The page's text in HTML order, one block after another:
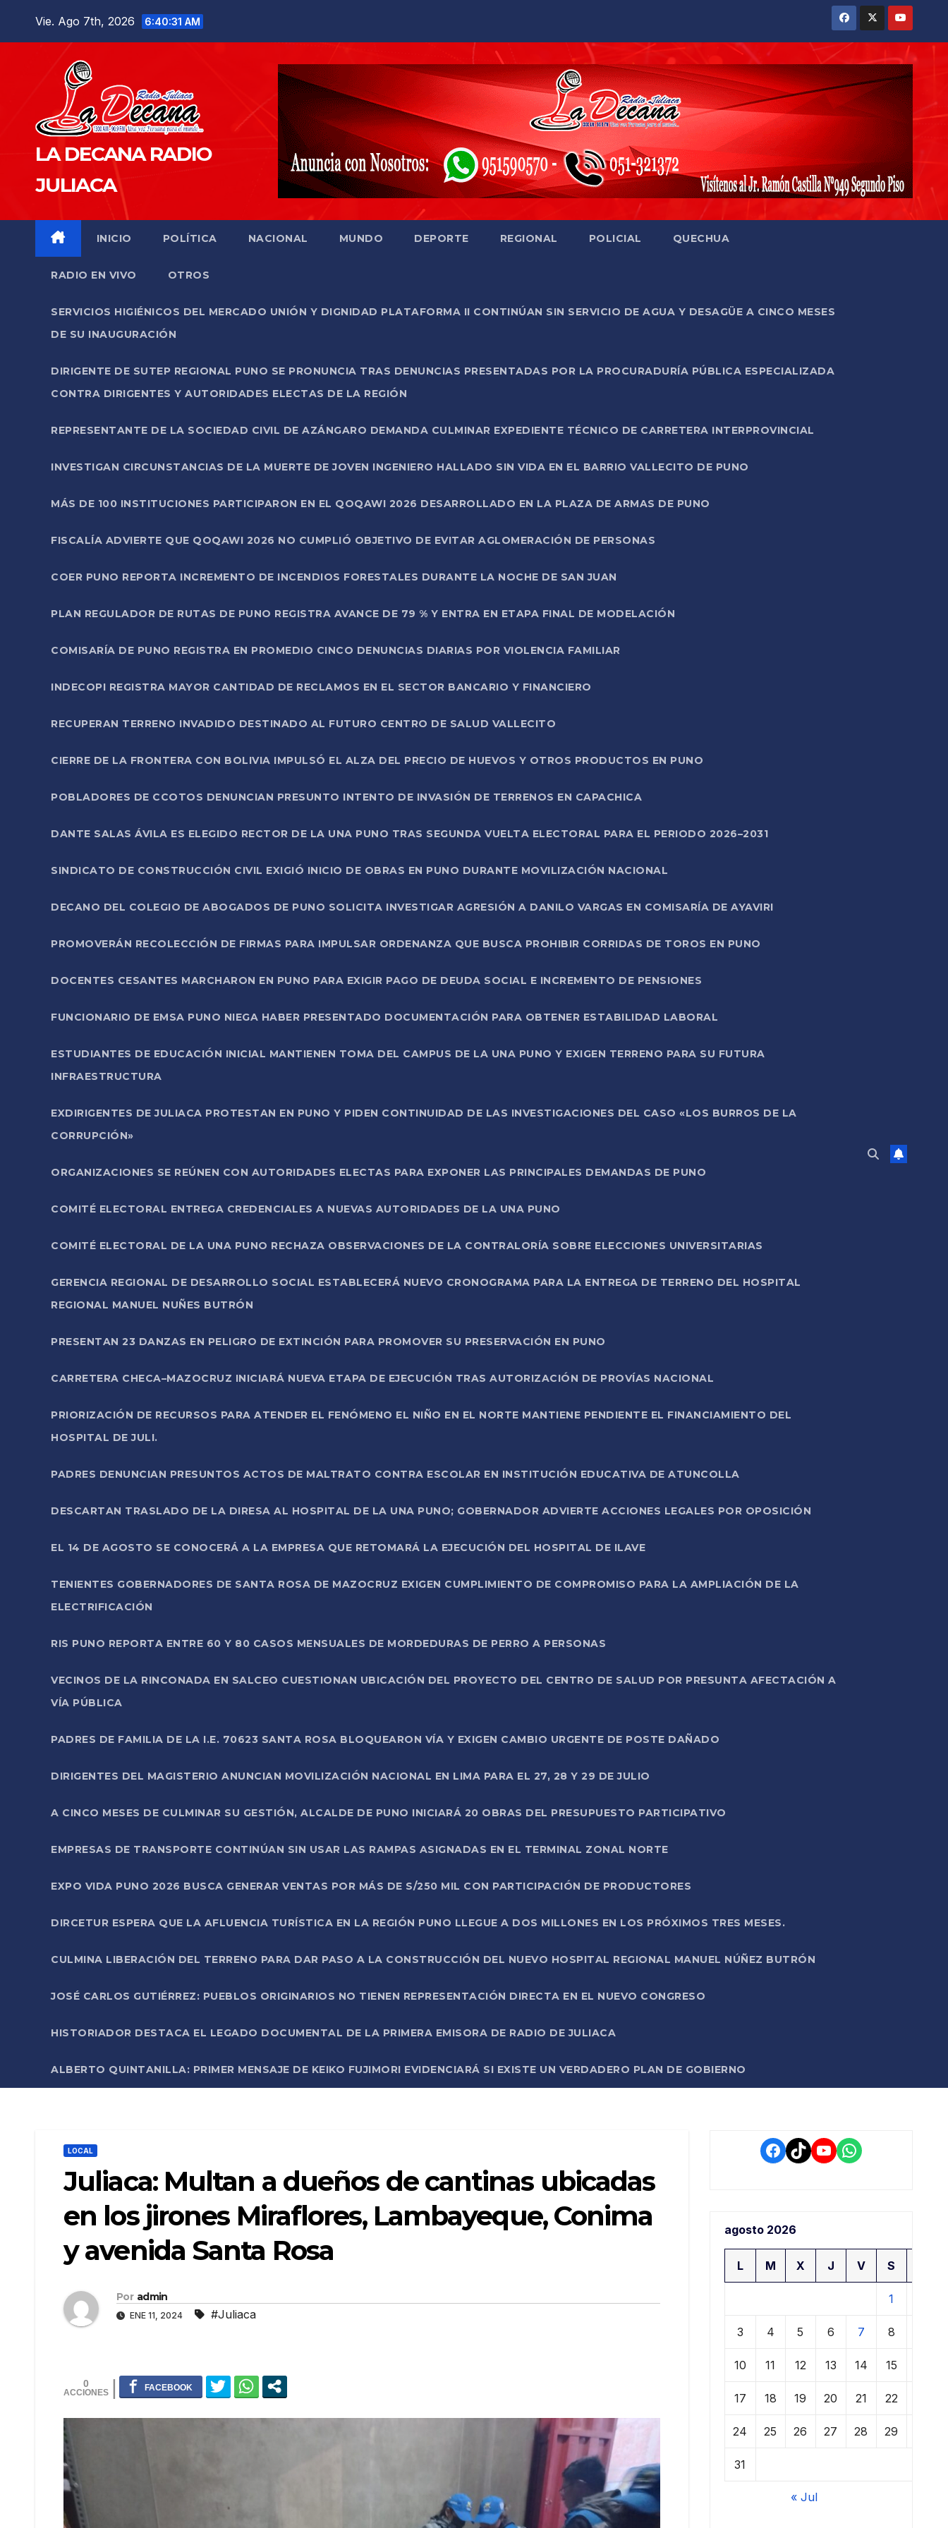
Vie. Ago 7th, 2026 6:40:33 AM
LA DECANA RADIO
JULIACA
INICIO POLÍTICA NACIONAL MUNDO DEPORTE REGIONAL POLICIAL QUECHUA
RADIO EN VIVO OTROS
SERVICIOS HIGIÉNICOS DEL MERCADO UNIÓN Y DIGNIDAD PLATAFORMA II CONTINÚAN SIN SERVICIO DE AGUA Y DESAGÜE A CINCO MESES
DE SU INAUGURACIÓN
DIRIGENTE DE SUTEP REGIONAL PUNO SE PRONUNCIA TRAS DENUNCIAS PRESENTADAS POR LA PROCURADURÍA PÚBLICA ESPECIALIZADA
CONTRA DIRIGENTES Y AUTORIDADES ELECTAS DE LA REGIÓN
REPRESENTANTE DE LA SOCIEDAD CIVIL DE AZÁNGARO DEMANDA CULMINAR EXPEDIENTE TÉCNICO DE CARRETERA INTERPROVINCIAL
INVESTIGAN CIRCUNSTANCIAS DE LA MUERTE DE JOVEN INGENIERO HALLADO SIN VIDA EN EL BARRIO VALLECITO DE PUNO
MÁS DE 100 INSTITUCIONES PARTICIPARON EN EL QOQAWI 2026 DESARROLLADO EN LA PLAZA DE ARMAS DE PUNO
FISCALÍA ADVIERTE QUE QOQAWI 2026 NO CUMPLIÓ OBJETIVO DE EVITAR AGLOMERACIÓN DE PERSONAS
COER PUNO REPORTA INCREMENTO DE INCENDIOS FORESTALES DURANTE LA NOCHE DE SAN JUAN
PLAN REGULADOR DE RUTAS DE PUNO REGISTRA AVANCE DE 79 % Y ENTRA EN ETAPA FINAL DE MODELACIÓN
COMISARÍA DE PUNO REGISTRA EN PROMEDIO CINCO DENUNCIAS DIARIAS POR VIOLENCIA FAMILIAR
INDECOPI REGISTRA MAYOR CANTIDAD DE RECLAMOS EN EL SECTOR BANCARIO Y FINANCIERO
RECUPERAN TERRENO INVADIDO DESTINADO AL FUTURO CENTRO DE SALUD VALLECITO
CIERRE DE LA FRONTERA CON BOLIVIA IMPULSÓ EL ALZA DEL PRECIO DE HUEVOS Y OTROS PRODUCTOS EN PUNO
POBLADORES DE CCOTOS DENUNCIAN PRESUNTO INTENTO DE INVASIÓN DE TERRENOS EN CAPACHICA
DANTE SALAS ÁVILA ES ELEGIDO RECTOR DE LA UNA PUNO TRAS SEGUNDA VUELTA ELECTORAL PARA EL PERIODO 2026–2031
SINDICATO DE CONSTRUCCIÓN CIVIL EXIGIÓ INICIO DE OBRAS EN PUNO DURANTE MOVILIZACIÓN NACIONAL
DECANO DEL COLEGIO DE ABOGADOS DE PUNO SOLICITA INVESTIGAR AGRESIÓN A DANILO VARGAS EN COMISARÍA DE AYAVIRI
PROMOVERÁN RECOLECCIÓN DE FIRMAS PARA IMPULSAR ORDENANZA QUE BUSCA PROHIBIR CORRIDAS DE TOROS EN PUNO
DOCENTES CESANTES MARCHARON EN PUNO PARA EXIGIR PAGO DE DEUDA SOCIAL E INCREMENTO DE PENSIONES
FUNCIONARIO DE EMSA PUNO NIEGA HABER PRESENTADO DOCUMENTACIÓN PARA OBTENER ESTABILIDAD LABORAL
ESTUDIANTES DE EDUCACIÓN INICIAL MANTIENEN TOMA DEL CAMPUS DE LA UNA PUNO Y EXIGEN TERRENO PARA SU FUTURA
INFRAESTRUCTURA
EXDIRIGENTES DE JULIACA PROTESTAN EN PUNO Y PIDEN CONTINUIDAD DE LAS INVESTIGACIONES DEL CASO «LOS BURROS DE LA
CORRUPCIÓN»
ORGANIZACIONES SE REÚNEN CON AUTORIDADES ELECTAS PARA EXPONER LAS PRINCIPALES DEMANDAS DE PUNO
COMITÉ ELECTORAL ENTREGA CREDENCIALES A NUEVAS AUTORIDADES DE LA UNA PUNO
COMITÉ ELECTORAL DE LA UNA PUNO RECHAZA OBSERVACIONES DE LA CONTRALORÍA SOBRE ELECCIONES UNIVERSITARIAS
GERENCIA REGIONAL DE DESARROLLO SOCIAL ESTABLECERÁ NUEVO CRONOGRAMA PARA LA ENTREGA DE TERRENO DEL HOSPITAL
REGIONAL MANUEL NUÑES BUTRÓN
PRESENTAN 23 DANZAS EN PELIGRO DE EXTINCIÓN PARA PROMOVER SU PRESERVACIÓN EN PUNO
CARRETERA CHECA–MAZOCRUZ INICIARÁ NUEVA ETAPA DE EJECUCIÓN TRAS AUTORIZACIÓN DE PROVÍAS NACIONAL
PRIORIZACIÓN DE RECURSOS PARA ATENDER EL FENÓMENO EL NIÑO EN EL NORTE MANTIENE PENDIENTE EL FINANCIAMIENTO DEL
HOSPITAL DE JULI.
PADRES DENUNCIAN PRESUNTOS ACTOS DE MALTRATO CONTRA ESCOLAR EN INSTITUCIÓN EDUCATIVA DE ATUNCOLLA
DESCARTAN TRASLADO DE LA DIRESA AL HOSPITAL DE LA UNA PUNO; GOBERNADOR ADVIERTE ACCIONES LEGALES POR OPOSICIÓN
EL 14 DE AGOSTO SE CONOCERÁ A LA EMPRESA QUE RETOMARÁ LA EJECUCIÓN DEL HOSPITAL DE ILAVE
TENIENTES GOBERNADORES DE SANTA ROSA DE MAZOCRUZ EXIGEN CUMPLIMIENTO DE COMPROMISO PARA LA AMPLIACIÓN DE LA
ELECTRIFICACIÓN
RIS PUNO REPORTA ENTRE 60 Y 80 CASOS MENSUALES DE MORDEDURAS DE PERRO A PERSONAS
VECINOS DE LA RINCONADA EN SALCEO CUESTIONAN UBICACIÓN DEL PROYECTO DEL CENTRO DE SALUD POR PRESUNTA AFECTACIÓN A
VÍA PÚBLICA
PADRES DE FAMILIA DE LA I.E. 70623 SANTA ROSA BLOQUEARON VÍA Y EXIGEN CAMBIO URGENTE DE POSTE DAÑADO
DIRIGENTES DEL MAGISTERIO ANUNCIAN MOVILIZACIÓN NACIONAL EN LIMA PARA EL 27, 28 Y 29 DE JULIO
A CINCO MESES DE CULMINAR SU GESTIÓN, ALCALDE DE PUNO INICIARÁ 20 OBRAS DEL PRESUPUESTO PARTICIPATIVO
EMPRESAS DE TRANSPORTE CONTINÚAN SIN USAR LAS RAMPAS ASIGNADAS EN EL TERMINAL ZONAL NORTE
EXPO VIDA PUNO 2026 BUSCA GENERAR VENTAS POR MÁS DE S/250 MIL CON PARTICIPACIÓN DE PRODUCTORES
DIRCETUR ESPERA QUE LA AFLUENCIA TURÍSTICA EN LA REGIÓN PUNO LLEGUE A DOS MILLONES EN LOS PRÓXIMOS TRES MESES.
CULMINA LIBERACIÓN DEL TERRENO PARA DAR PASO A LA CONSTRUCCIÓN DEL NUEVO HOSPITAL REGIONAL MANUEL NÚÑEZ BUTRÓN
JOSÉ CARLOS GUTIÉRREZ: PUEBLOS ORIGINARIOS NO TIENEN REPRESENTACIÓN DIRECTA EN EL NUEVO CONGRESO
HISTORIADOR DESTACA EL LEGADO DOCUMENTAL DE LA PRIMERA EMISORA DE RADIO DE JULIACA
ALBERTO QUINTANILLA: PRIMER MENSAJE DE KEIKO FUJIMORI EVIDENCIARÁ SI EXISTE UN VERDADERO PLAN DE GOBIERNO
LOCAL
Juliaca: Multan a dueños de cantinas ubicadas
en los jirones Miraflores, Lambayeque, Conima
y avenida Santa Rosa
Por admin
ENE 11, 2024 #Juliaca
0
Facebook
TikTokYouTube
WhatsApp
agosto 2026
L M X J V S
1
3 4 5 6 7 8
10 11 12 13 14 15
17 18 19 20 21 22
24 25 26 27 28 29
31
« Jul